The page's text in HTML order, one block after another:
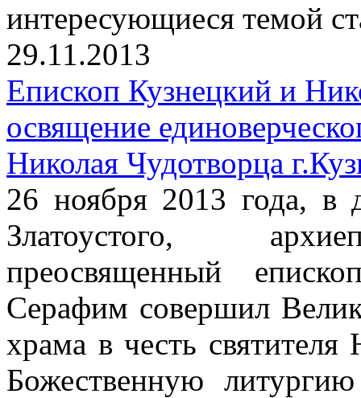
интересующиеся темой
29.11.2013
Епископ Кузнецкий и
освящение
Николая Чудотворца
26 ноября 2013 года, в
Златоустого,
преосвященный
Серафим совершил
храма в честь
Божественную